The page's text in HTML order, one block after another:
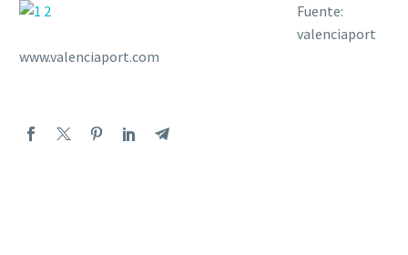
Fuente:
valenciaport
www.valenciaport.com